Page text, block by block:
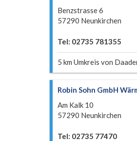
Benzstrasse 6
57290 Neunkirchen
Tel: 02735 781355
5 km Umkreis von
Robin Sohn GmbH
Am Kalk 10
57290 Neunkirchen
Tel: 02735 77470